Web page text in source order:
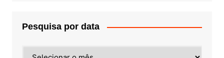
Pesquisa por data